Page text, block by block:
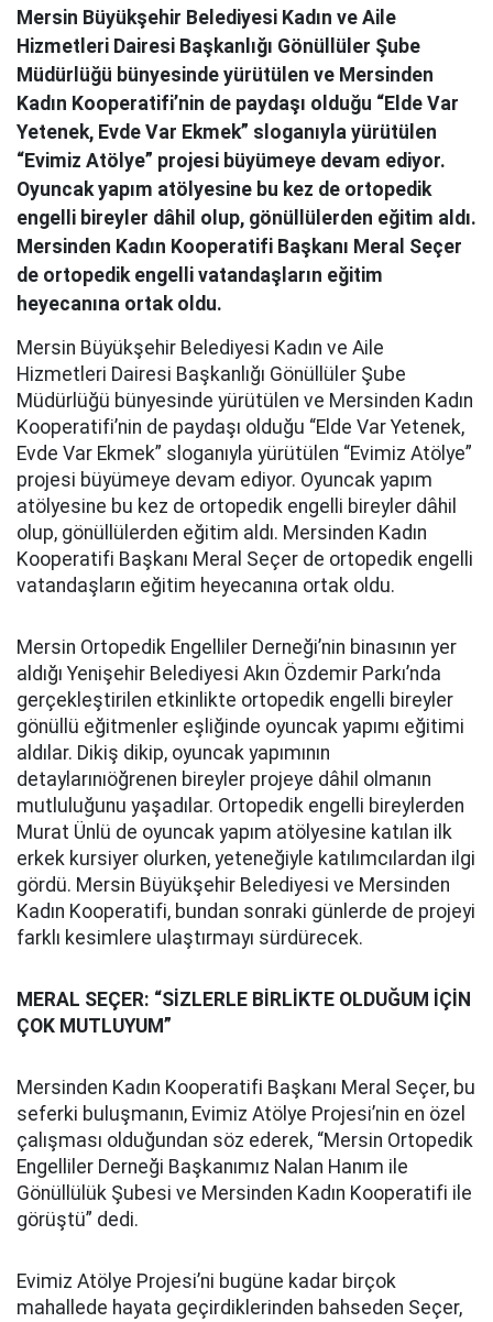
Mersin Büyükşehir Belediyesi Kadın ve Aile
Hizmetleri Dairesi Başkanlığı Gönüllüler Şube
Müdürlüğü bünyesinde yürütülen ve Mersinden
Kadın Kooperatifi’nin de paydaşı olduğu “Elde Var
Yetenek, Evde Var Ekmek” sloganıyla yürütülen
“Evimiz Atölye” projesi büyümeye devam ediyor.
Oyuncak yapım atölyesine bu kez de ortopedik
engelli bireyler dâhil olup, gönüllülerden eğitim aldı.
Mersinden Kadın Kooperatifi Başkanı Meral Seçer
de ortopedik engelli vatandaşların eğitim
heyecanına ortak oldu.
Mersin Büyükşehir Belediyesi Kadın ve Aile
Hizmetleri Dairesi Başkanlığı Gönüllüler Şube
Müdürlüğü bünyesinde yürütülen ve Mersinden Kadın
Kooperatifi’nin de paydaşı olduğu “Elde Var Yetenek,
Evde Var Ekmek” sloganıyla yürütülen “Evimiz Atölye”
projesi büyümeye devam ediyor. Oyuncak yapım
atölyesine bu kez de ortopedik engelli bireyler dâhil
olup, gönüllülerden eğitim aldı. Mersinden Kadın
Kooperatifi Başkanı Meral Seçer de ortopedik engelli
vatandaşların eğitim heyecanına ortak oldu.
Mersin Ortopedik Engelliler Derneği’nin binasının yer
aldığı Yenişehir Belediyesi Akın Özdemir Parkı’nda
gerçekleştirilen etkinlikte ortopedik engelli bireyler
gönüllü eğitmenler eşliğinde oyuncak yapımı eğitimi
aldılar. Dikiş dikip, oyuncak yapımının
detaylarınıöğrenen bireyler projeye dâhil olmanın
mutluluğunu yaşadılar. Ortopedik engelli bireylerden
Murat Ünlü de oyuncak yapım atölyesine katılan ilk
erkek kursiyer olurken, yeteneğiyle katılımcılardan ilgi
gördü. Mersin Büyükşehir Belediyesi ve Mersinden
Kadın Kooperatifi, bundan sonraki günlerde de projeyi
farklı kesimlere ulaştırmayı sürdürecek.
MERAL SEÇER: “SİZLERLE BİRLİKTE OLDUĞUM İÇİN
ÇOK MUTLUYUM”
Mersinden Kadın Kooperatifi Başkanı Meral Seçer, bu
seferki buluşmanın, Evimiz Atölye Projesi’nin en özel
çalışması olduğundan söz ederek, “Mersin Ortopedik
Engelliler Derneği Başkanımız Nalan Hanım ile
Gönüllülük Şubesi ve Mersinden Kadın Kooperatifi ile
görüştü” dedi.
Evimiz Atölye Projesi’ni bugüne kadar birçok
mahallede hayata geçirdiklerinden bahseden Seçer,